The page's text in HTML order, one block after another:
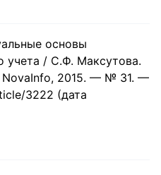
основы
учета / С.Ф. Максутова.
2015. — № 31. —
3222 (дата